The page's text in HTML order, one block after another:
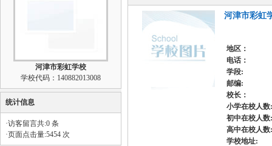
河津市彩虹学校
学校代码：140882013008
统计信息
·访客留言共:0 条
·页面点击量:5454 次
河津市彩虹
地区：
电话：
学段:
邮编:
校长：
小学在校人数:
初中在校人数:
高中在校人数:
学校地址: